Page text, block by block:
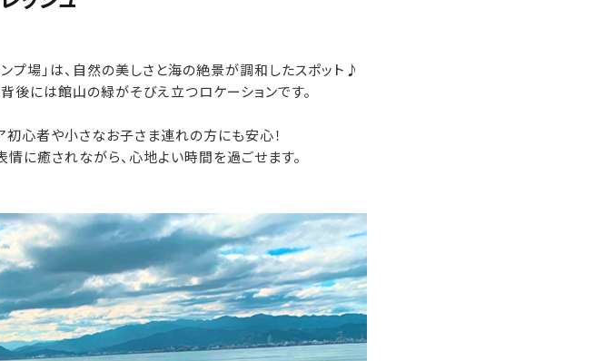
場」は、自然の美しさと海の絶景が調和したスポット♪
には館山の緑がそびえ立つロケーションです。
初心者や小さなお子さま連れの方にも安心！
に癒されながら、心地よい時間を過ごせます。